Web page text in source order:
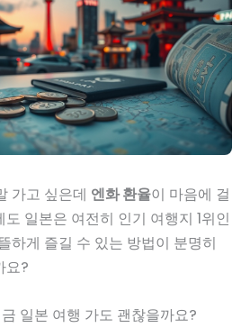
가고 싶은데 엔화 환율이 마음에 걸
일본은 여전히 인기 여행지 1위인
하게 즐길 수 있는 방법이 분명히
요?
일본 여행 가도 괜찮을까요?